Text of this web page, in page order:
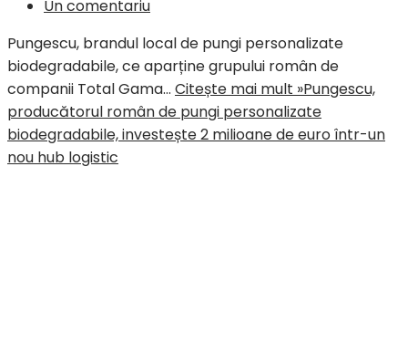
Un comentariu
Pungescu, brandul local de pungi personalizate
biodegradabile, ce aparține grupului român de
companii Total Gama… Citește mai mult »Pungescu,
producătorul român de pungi personalizate
biodegradabile, investește 2 milioane de euro într-un
nou hub logistic